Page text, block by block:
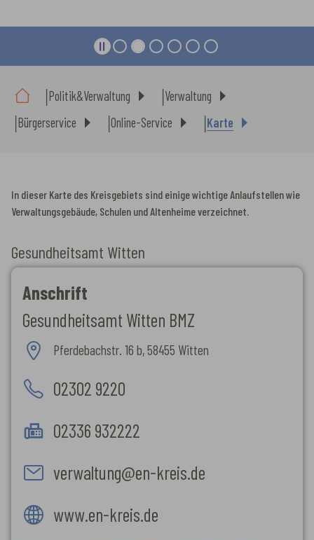
Politik&Verwaltung
Verwaltung
Bürgerservice
Online-Service Karte
In dieser Karte des Kreisgebiets sind einige wichtige Anlaufstellen wie
Verwaltungsgebäude, Schulen und Altenheime verzeichnet.
Gesundheitsamt Witten
Anschrift
Gesundheitsamt Witten BMZ
Pferdebachstr. 16 b, 58455 Witten
02302 9220
02336 932222
verwaltung@en-kreis.de
www.en-kreis.de